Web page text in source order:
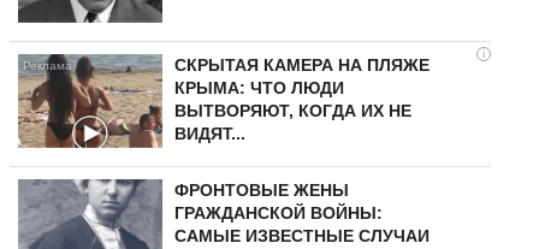
i
СКРЫТАЯ КАМЕРА НА ПЛЯЖЕ
КРЫМА: ЧТО ЛЮДИ
ВЫТВОРЯЮТ, КОГДА ИХ НЕ
ВИДЯТ...
ФРОНТОВЫЕ ЖЕНЫ
ГРАЖДАНСКОЙ ВОЙНЫ:
САМЫЕ ИЗВЕСТНЫЕ СЛУЧАИ